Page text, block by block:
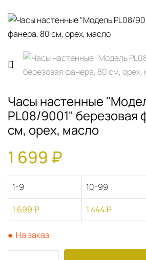
Часы настенные
PL08/9001" березовая
см, орех, масло
1 699 ₽
1-9 10-99
1 699 ₽
1 444 ₽
● На заказ